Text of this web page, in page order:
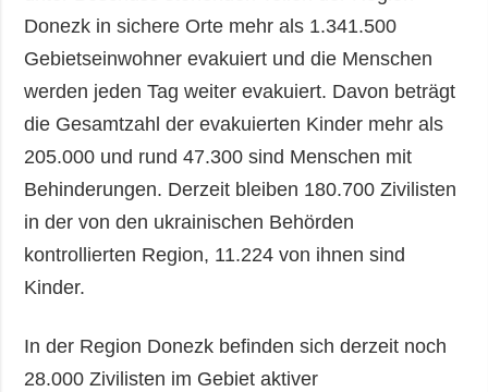
Donezk in sichere Orte mehr als 1.341.500
Gebietseinwohner evakuiert und die Menschen
werden jeden Tag weiter evakuiert. Davon beträgt
die Gesamtzahl der evakuierten Kinder mehr als
205.000 und rund 47.300 sind Menschen mit
Behinderungen. Derzeit bleiben 180.700 Zivilisten
in der von den ukrainischen Behörden
kontrollierten Region, 11.224 von ihnen sind
Kinder.
In der Region Donezk befinden sich derzeit noch
28.000 Zivilisten im Gebiet aktiver